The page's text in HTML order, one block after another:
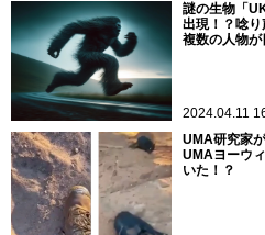
謎の生物「
出現！？唸
複数の人物が
2024.04.11
UMA研究家
UMAヨーウ
いた！？